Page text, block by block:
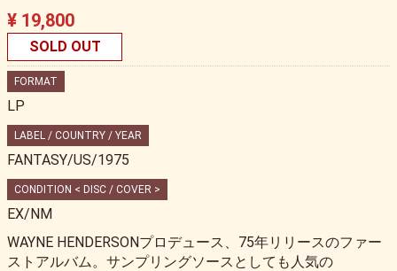
¥ 19,800
SOLD OUT
FORMAT
LP
LABEL / COUNTRY / YEAR
FANTASY/US/1975
CONDITION < DISC / COVER >
EX/NM
WAYNE HENDERSONプロデュース、75年リリースのファー
ストアルバム。サンプリングソースとしても人気の